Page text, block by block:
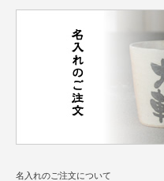
名入れのご注文について